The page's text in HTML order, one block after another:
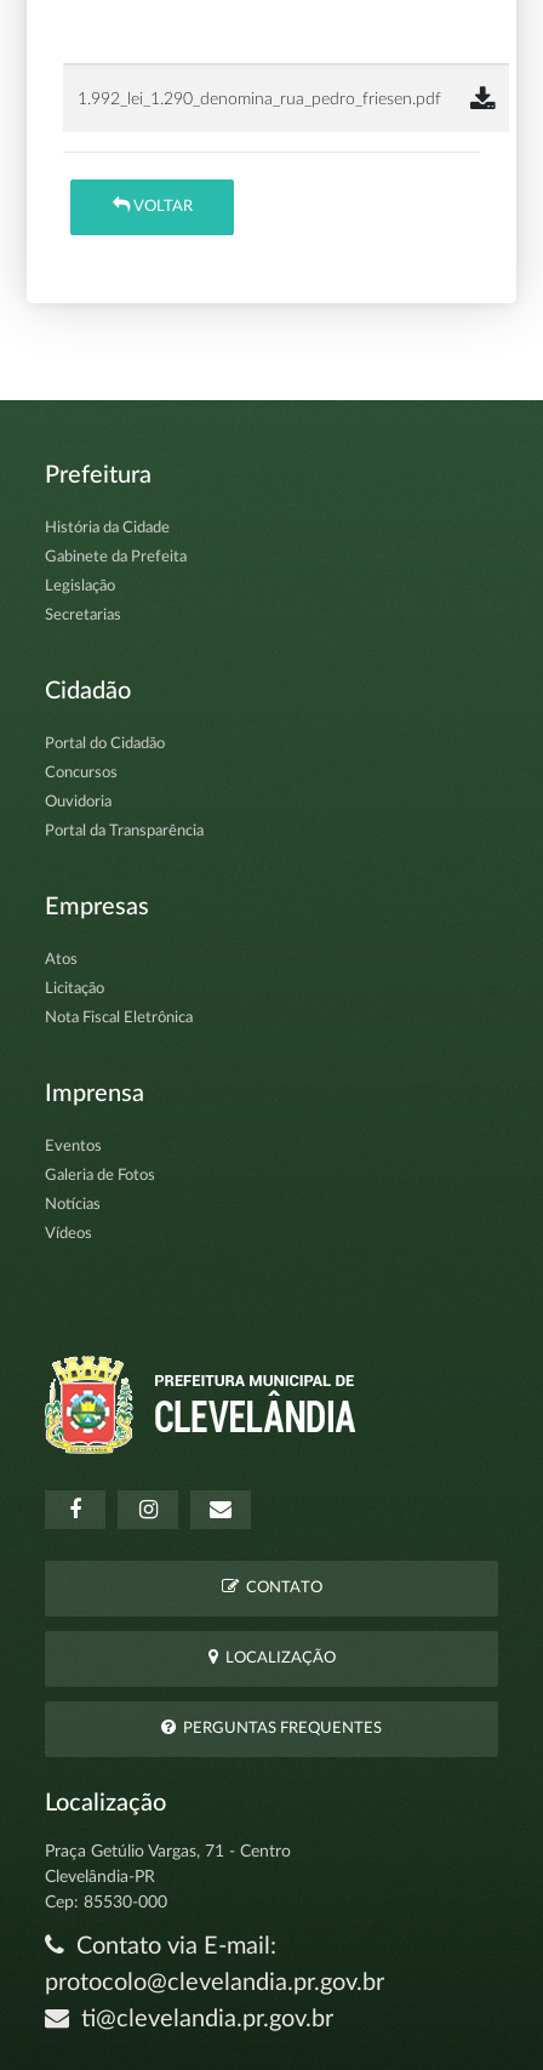
1.992_lei_1.290_denomina_rua_pedro_friesen.pdf
VOLTAR
Prefeitura
História da Cidade
Gabinete da Prefeita
Legislação
Secretarias
Cidadão
Portal do Cidadão
Concursos
Ouvidoria
Portal da Transparência
Empresas
Atos
Licitação
Nota Fiscal Eletrônica
Imprensa
Eventos
Galeria de Fotos
Notícias
Vídeos
CONTATO
LOCALIZAÇÃO
PERGUNTAS FREQUENTES
Localização
Praça Getúlio Vargas, 71 - Centro
Clevelândia-PR
Cep: 85530-000
Contato via E-mail:
protocolo@clevelandia.pr.gov.br
ti@clevelandia.pr.gov.br